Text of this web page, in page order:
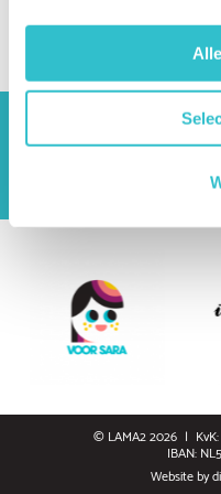
The driving forces
© LAMA2 2026
IBAN:
Website by